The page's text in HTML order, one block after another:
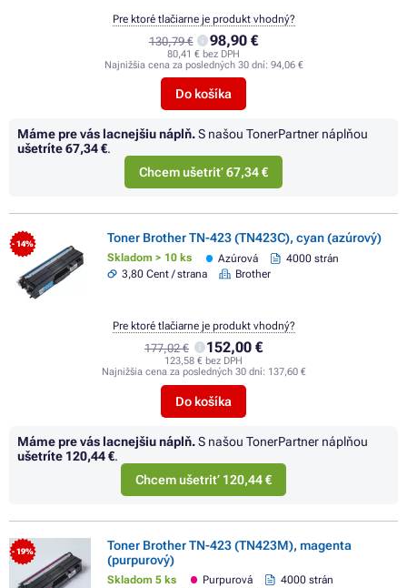
130,79 € 98,90 €
80,41 € bez DPH
Najnižšia cena za posledných 30 dní: 94,06 €
Do košíka
Pre ktoré tlačiarne je produkt vhodný?
Máme pre vás lacnejšiu náplň.S našou TonerPartner náplňou
ušetríte67,34 €.
Chcem ušetriť 67,34 €
- 14% Toner Brother TN-423 (TN423C), cyan (azúrový)
Skladom > 10 ks Azúrová
4000 strán
3,80 Cent / strana
Brother
177,02 € 152,00 €
123,58 € bez DPH
Najnižšia cena za posledných 30 dní: 137,60 €
Do košíka
Pre ktoré tlačiarne je produkt vhodný?
Máme pre vás lacnejšiu náplň.S našou TonerPartner náplňou
ušetríte 120,44 €.
Chcem ušetriť 120,44 €
- 19%
Toner Brother TN-423 (TN423M), magenta
(purpurový)
Skladom 5 ks Purpurová
4000 strán